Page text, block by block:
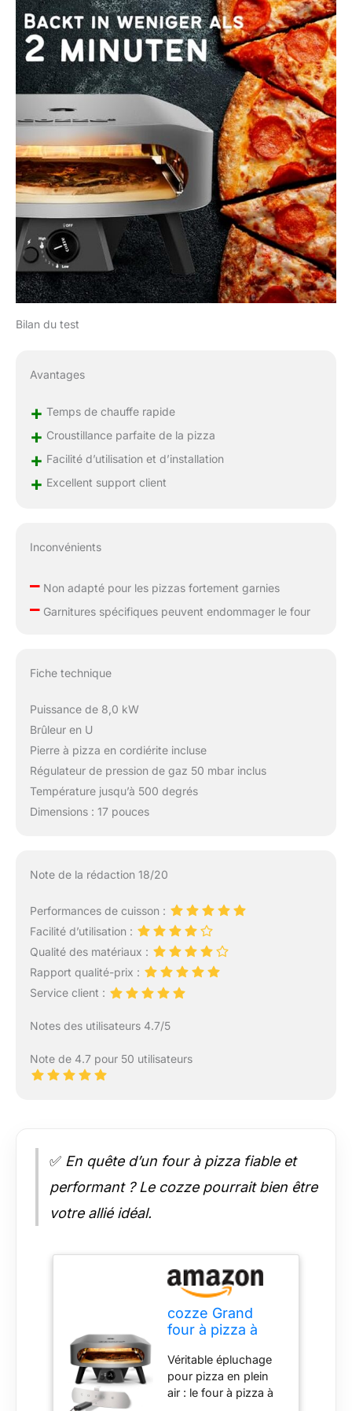
Bilan du test
Avantages
+ Temps de chauffe rapide
+ Croustillance parfaite de la pizza
+ Facilité d’utilisation et d’installation
+ Excellent support client
Inconvénients
–Non adapté pour les pizzas fortement garnies
–Garnitures spécifiques peuvent endommager le four
Fiche technique
Puissance de 8,0 kW
Brûleur en U
Pierre à pizza en cordiérite incluse
Régulateur de pression de gaz 50 mbar inclus
Température jusqu’à 500 degrés
Dimensions : 17 pouces
Note de la rédaction 18/20
Performances de cuisson :
Facilité d’utilisation :
Qualité des matériaux :
Rapport qualité-prix :
Service client :
Notes des utilisateurs 4.7/5
Note de 4.7 pour 50 utilisateurs
✅ En quête d’un four à pizza fiable et
performant ? Le cozze pourrait bien être
votre allié idéal.
cozze Grand
four à pizza à
pouces (50
mbar) - Four à
pizza avec
Véritable épluchage
pour pizza en plein
air : le four à pizza à